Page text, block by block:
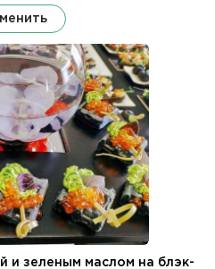
и зеленым маслом на блэк-